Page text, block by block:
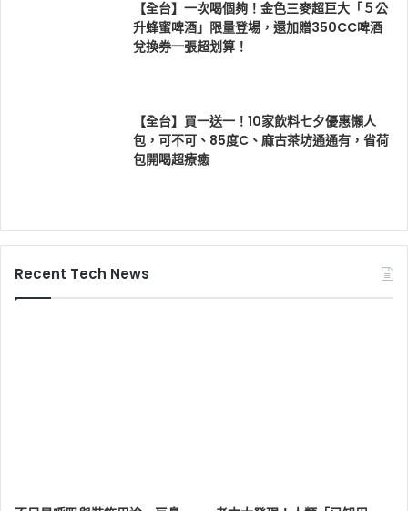
【全台】一次喝個夠！金色三麥超巨大「５公
升蜂蜜啤酒」限量登場，還加贈350CC啤酒
兌換券一張超划算！
【全台】買一送一！10家飲料七夕優惠懶人
包，可不可、85度C、麻古茶坊通通有，省荷
包開喝超療癒
Recent Tech News